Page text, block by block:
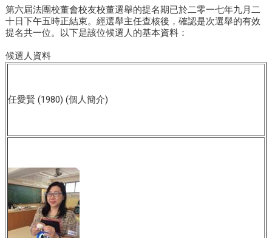
第六屆法團校董會校友校董選舉的提名期已於二零一七年九月二
十日下午五時正結束。經選舉主任查核後，確認是次選舉的有效
提名共一位。以下是該位候選人的基本資料：
候選人資料
任愛賢 (1980) (個人簡介)